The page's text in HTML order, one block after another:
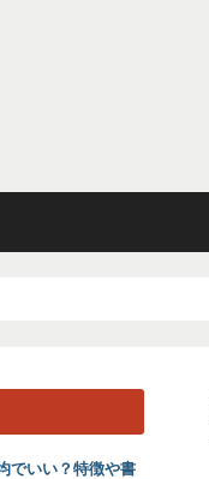
でいい？特徴や書